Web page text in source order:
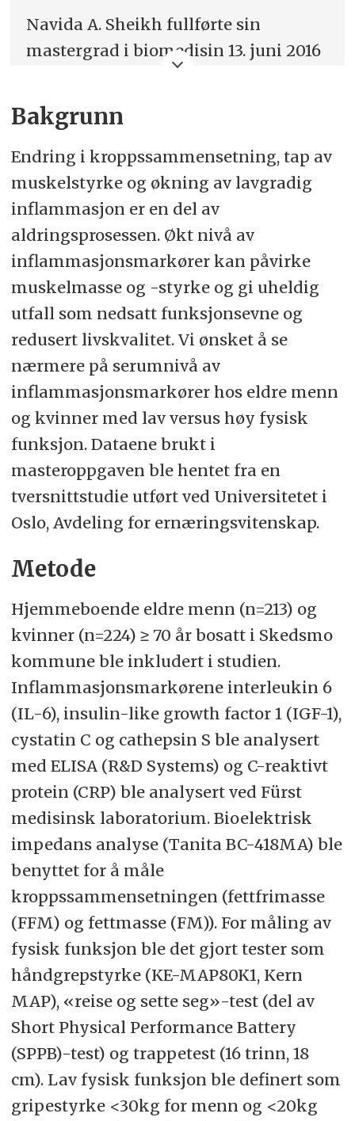
Navida A. Sheikh fullførte sin
mastergrad i biomedisin 13. juni 2016
(HiOA). Tittel på oppgaven:
«Inflammasjonsmarkører,
kroppssammensetning og fysisk
funksjon hos hjemmeboende eldre:
En tverrsnittstudie blant menn og
kvinner ≥70 år».
Veiledere: Stine M. Ulven (professor,
UiO), Kirsten B. Holven (professor,
UiO) og Inger Ottestad (postdoc, UiO).
Sheikh ble utdannet bioingeniør i
1999 ved HiOA, og jobber i dag som
avdelingsingeniør ved Avdeling for
ernæringsvitenskap på UiO.
Bakgrunn
Endring i kroppssammensetning, tap av
muskelstyrke og økning av lavgradig
inflammasjon er en del av
aldringsprosessen. Økt nivå av
inflammasjonsmarkører kan påvirke
muskelmasse og -styrke og gi uheldig
utfall som nedsatt funksjonsevne og
redusert livskvalitet. Vi ønsket å se
nærmere på serumnivå av
inflammasjonsmarkører hos eldre menn
og kvinner med lav versus høy fysisk
funksjon. Dataene brukt i
masteroppgaven ble hentet fra en
tversnittstudie utført ved Universitetet i
Oslo, Avdeling for ernæringsvitenskap.
Metode
Hjemmeboende eldre menn (n=213) og
kvinner (n=224) ≥ 70 år bosatt i Skedsmo
kommune ble inkludert i studien.
Inflammasjonsmarkørene interleukin 6
(IL-6), insulin-like growth factor 1 (IGF-1),
cystatin C og cathepsin S ble analysert
med ELISA (R&D Systems) og C-reaktivt
protein (CRP) ble analysert ved Fürst
medisinsk laboratorium. Bioelektrisk
impedans analyse (Tanita BC-418MA) ble
benyttet for å måle
kroppssammensetningen (fettfrimasse
(FFM) og fettmasse (FM)). For måling av
fysisk funksjon ble det gjort tester som
håndgrepstyrke (KE-MAP80K1, Kern
MAP), «reise og sette seg»-test (del av
Short Physical Performance Battery
(SPPB)-test) og trappetest (16 trinn, 18
cm). Lav fysisk funksjon ble definert som
gripestyrke <30kg for menn og <20kg